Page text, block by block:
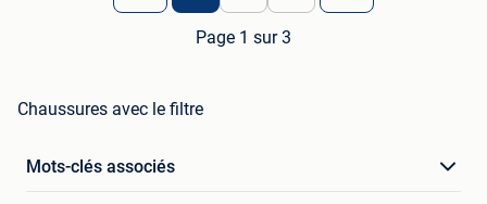
Page 1 sur 3
Chaussures avec le filtre
Mots-clés associés